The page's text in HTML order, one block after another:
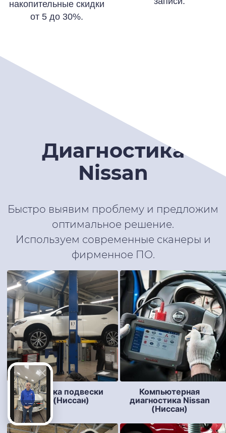
накопительные скидки
от 5 до 30%.
Диагностика
Nissan
Быстро выявим проблему и предложим
оптимальное решение.
Используем современные сканеры и
фирменное ПО.
Диагностика подвески
Nissan (Ниссан)
Компьютерная
диагностика Nissan
(Ниссан)